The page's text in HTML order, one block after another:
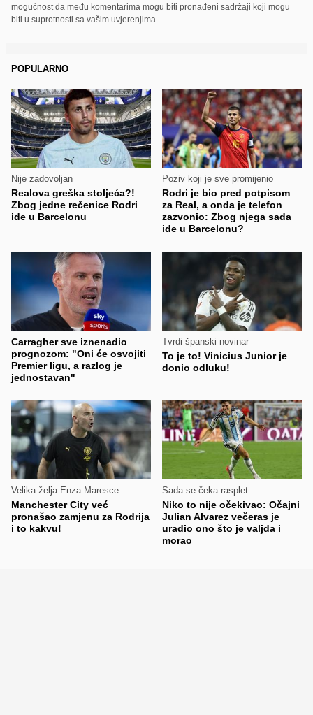
mogućnost da među komentarima mogu biti pronađeni sadržaji koji mogu
biti u suprotnosti sa vašim uvjerenjima.
POPULARNO
Nije zadovoljan
Realova greška stoljeća?!
Zbog jedne rečenice Rodri
ide u Barcelonu
Poziv koji je sve promijenio
Rodri je bio pred potpisom
za Real, a onda je telefon
zazvonio: Zbog njega sada
ide u Barcelonu?
Carragher sve iznenadio
prognozom: "Oni će osvojiti
Premier ligu, a razlog je
jednostavan"
Tvrdi španski novinar
To je to! Vinicius Junior je
donio odluku!
Velika želja Enza Maresce
Manchester City već
pronašao zamjenu za Rodrija
i to kakvu!
Sada se čeka rasplet
Niko to nije očekivao: Očajni
Julian Alvarez večeras je
uradio ono što je valjda i
morao